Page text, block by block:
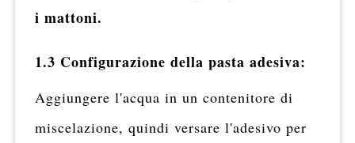
i mattoni.
1.3 Configurazione della pasta adesiva:
Aggiungere l'acqua in un contenitore di
miscelazione, quindi versare l'adesivo per